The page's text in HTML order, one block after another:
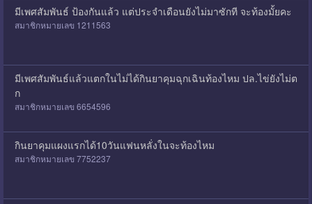
มีเพศสัมพันธ์ ป้องกันแล้ว แต่ประจำเดือนยังไม่มาซักที จะท้องมั้ยคะ
สมาชิกหมายเลข 1211563
มีเพศสัมพันธ์แล้วแตกในไม่ได้กินยาคุมฉุกเฉินท้องไหม ปล.ไข่ยังไม่ต
ก
สมาชิกหมายเลข 6654596
กินยาคุมแผงแรกได้10วันแฟนหลั่งในจะท้องไหม
สมาชิกหมายเลข 7752237